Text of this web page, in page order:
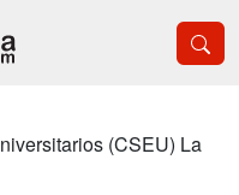
(CSEU) La